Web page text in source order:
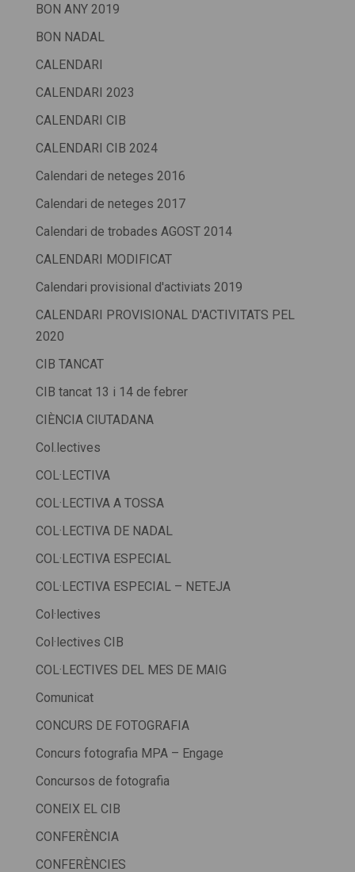
BON ANY 2019
BON NADAL
CALENDARI
CALENDARI 2023
CALENDARI CIB
CALENDARI CIB 2024
Calendari de neteges 2016
Calendari de neteges 2017
Calendari de trobades AGOST 2014
CALENDARI MODIFICAT
Calendari provisional d'activiats 2019
CALENDARI PROVISIONAL D'ACTIVITATS PEL
2020
CIB TANCAT
CIB tancat 13 i 14 de febrer
CIÈNCIA CIUTADANA
Col.lectives
COL·LECTIVA
COL·LECTIVA A TOSSA
COL·LECTIVA DE NADAL
COL·LECTIVA ESPECIAL
COL·LECTIVA ESPECIAL – NETEJA
Col·lectives
Col·lectives CIB
COL·LECTIVES DEL MES DE MAIG
Comunicat
CONCURS DE FOTOGRAFIA
Concurs fotografia MPA – Engage
Concursos de fotografia
CONEIX EL CIB
CONFERÈNCIA
CONFERÈNCIES